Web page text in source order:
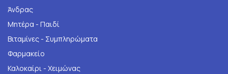
Άνδρας
Μητέρα - Παιδί
Βιταμίνες - Συμπληρώματα
Φαρμακείο
Καλοκαίρι - Χειμώνας